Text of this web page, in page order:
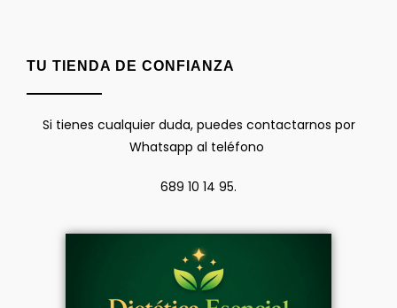
TU TIENDA DE CONFIANZA
Si tienes cualquier duda, puedes contactarnos por
Whatsapp al teléfono
689 10 14 95.